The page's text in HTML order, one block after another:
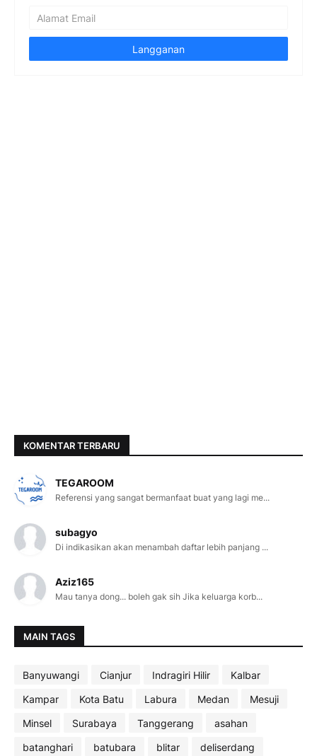
KOMENTAR TERBARU
TEGAROOM
Referensi yang sangat bermanfaat buat yang lagi me...
subagyo
Di indikasikan akan menambah daftar lebih panjang ...
Aziz165
Mau tanya dong... boleh gak sih Jika keluarga korb...
MAIN TAGS
Banyuwangi Cianjur Indragiri Hilir
Kalbar
Kampar
Kota Batu Labura Medan
Mesuji
Minsel
Surabaya Tanggerang
asahan
batanghari
batubara blitar
deliserdang